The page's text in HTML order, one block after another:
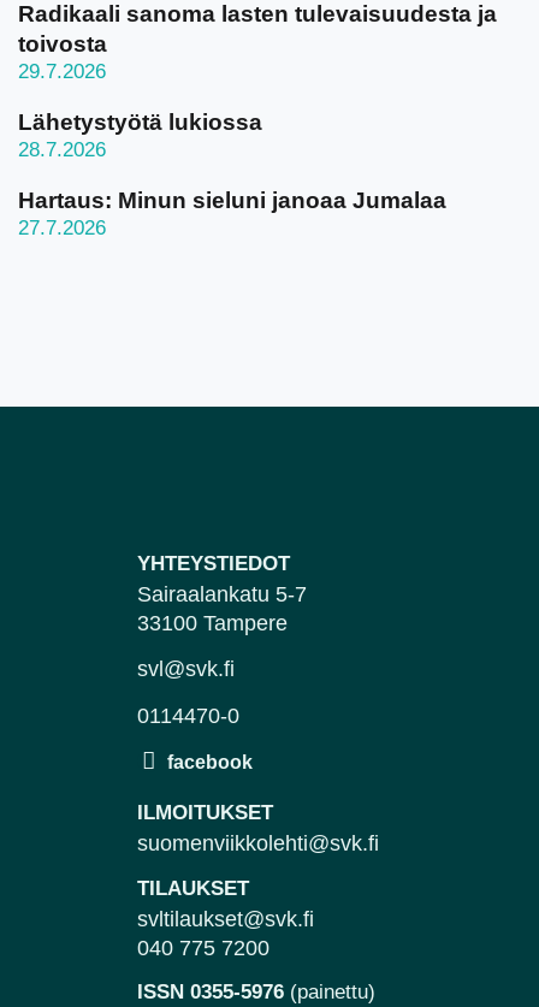
Radikaali sanoma lasten tulevaisuudesta ja
toivosta
29.7.2026
Lähetystyötä lukiossa
28.7.2026
Hartaus: Minun sieluni janoaa Jumalaa
27.7.2026
YHTEYSTIEDOT
Sairaalankatu 5-7
33100 Tampere
svl@svk.fi
0114470-0
ILMOITUKSET
suomenviikkolehti@svk.fi
TILAUKSET
svltilaukset@svk.fi
040 775 7200
ISSN 0355-5976 (painettu)